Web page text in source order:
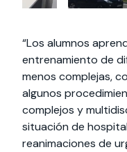
“Los alumnos
entrenamiento de
menos complejas,
algunos
complejos y
situación de
reanimaciones de